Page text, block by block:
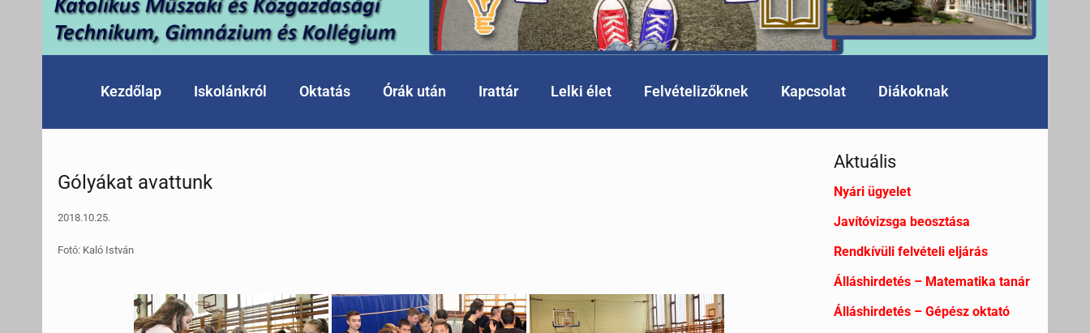
Kezdőlap Iskolánkról Oktatás Órák után Irattár Lelki élet Felvételizőknek Kapcsolat Diákoknak
Gólyákat avattunk
2018.10.25.
Fotó: Kaló István
Aktuális
Nyári ügyelet
Javítóvizsga beosztása
Rendkívüli felvételi eljárás
Álláshirdetés – Matematika tanár
Álláshirdetés – Gépész oktató